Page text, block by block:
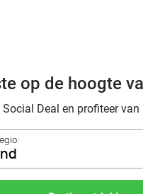
bij
op de hoogte
Deal en profiteer